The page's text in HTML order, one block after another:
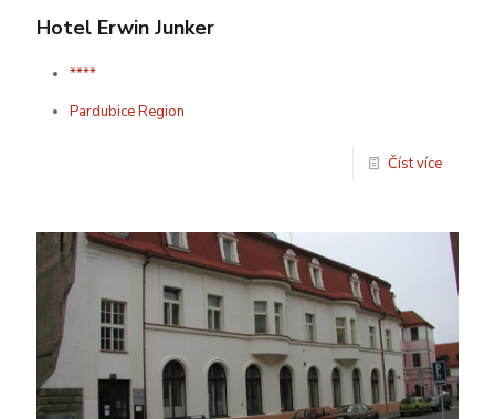
Hotel Erwin Junker
****
Pardubice Region
Číst více